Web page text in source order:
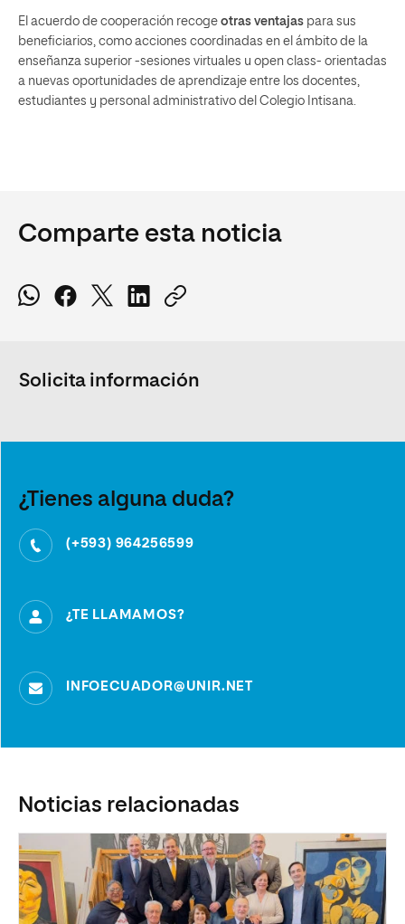
El acuerdo de cooperación recoge otras ventajas para sus
beneficiarios, como acciones coordinadas en el ámbito de la
enseñanza superior -sesiones virtuales u open class- orientadas
a nuevas oportunidades de aprendizaje entre los docentes,
estudiantes y personal administrativo del Colegio Intisana.
Comparte esta noticia
Solicita información
¿Tienes alguna duda?
(+593) 964256599
¿TE LLAMAMOS?
INFOECUADOR@UNIR.NET
Noticias relacionadas